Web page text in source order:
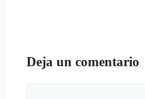
Deja un comentario